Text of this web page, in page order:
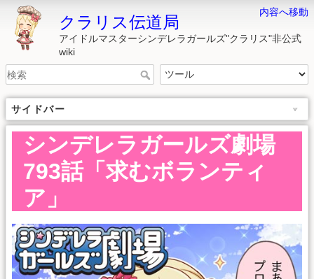
内容へ移動
クラリス伝道局
アイドルマスターシンデレラガールズ"クラリス"非公式
wiki
サイドバー
シンデレラガールズ劇場
793話「求むボランティ
ア」